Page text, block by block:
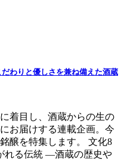
だわりと優しさを兼ね備えた酒蔵
着目し、酒蔵からの生の
お届けする連載企画。今
醸を特集します。 文化8
れる伝統 ―酒蔵の歴史や